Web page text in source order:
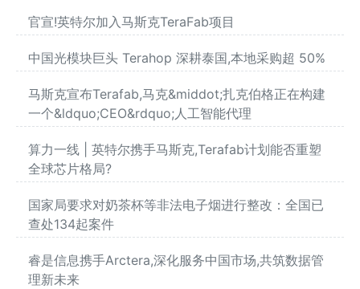
官宣!英特尔加入马斯克TeraFab项目
中国光模块巨头 Terahop 深耕泰国,本地采购超 50%
马斯克宣布Terafab,马克&middot;扎克伯格正在构建
一个&ldquo;CEO&rdquo;人工智能代理
算力一线 | 英特尔携手马斯克,Terafab计划能否重塑
全球芯片格局?
国家局要求对奶茶杯等非法电子烟进行整改：全国已
查处134起案件
睿是信息携手Arctera,深化服务中国市场,共筑数据管
理新未来